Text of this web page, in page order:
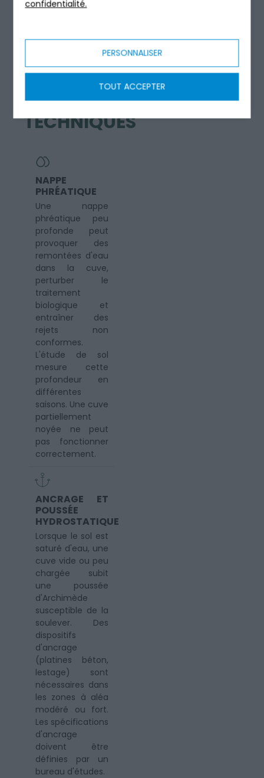
confidentialité.
PERSONNALISER
TOUT ACCEPTER
POINTS
VIGILANCE
TECHNIQUES
NAPPE
PHRÉATIQUE
Une nappe
phréatique peu
profonde peut
provoquer des
remontées d'eau
dans la cuve,
perturber le
traitement
biologique et
entraîner des
rejets non
conformes.
L'étude de sol
mesure cette
profondeur en
différentes
saisons. Une cuve
partiellement
noyée ne peut
pas fonctionner
correctement.
ANCRAGE ET
POUSSÉE
HYDROSTATIQUE
Lorsque le sol est
saturé d'eau, une
cuve vide ou peu
chargée subit
une poussée
d'Archimède
susceptible de la
soulever. Des
dispositifs
d'ancrage
(platines béton,
lestage) sont
nécessaires dans
les zones à aléa
modéré ou fort.
Les spécifications
d'ancrage
doivent être
définies par un
bureau d'études.